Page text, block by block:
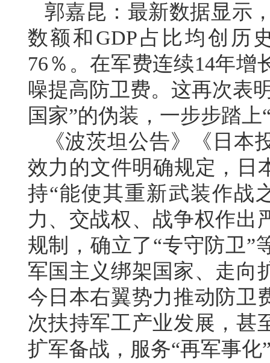
郭嘉昆：最新数据显示
数额和GDP占比均创历
76％。在军费连续14年
噪提高防卫费。这再次表
国家”的伪装，一步步踏
《波茨坦公告》《日
效力的文件明确规定，日
持“能使其重新武装作战
力、交战权、战争权作出
规制，确立了“专守防卫”
军国主义绑架国家、走向
今日本右翼势力推动防卫
次扶持军工产业发展，甚
扩军备战，服务“再军事化